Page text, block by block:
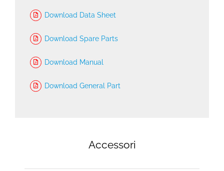
Download Data Sheet
Download Spare Parts
Download Manual
Download General Part
Accessori